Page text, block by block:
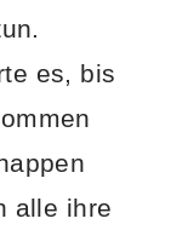
es, bis
alle ihre